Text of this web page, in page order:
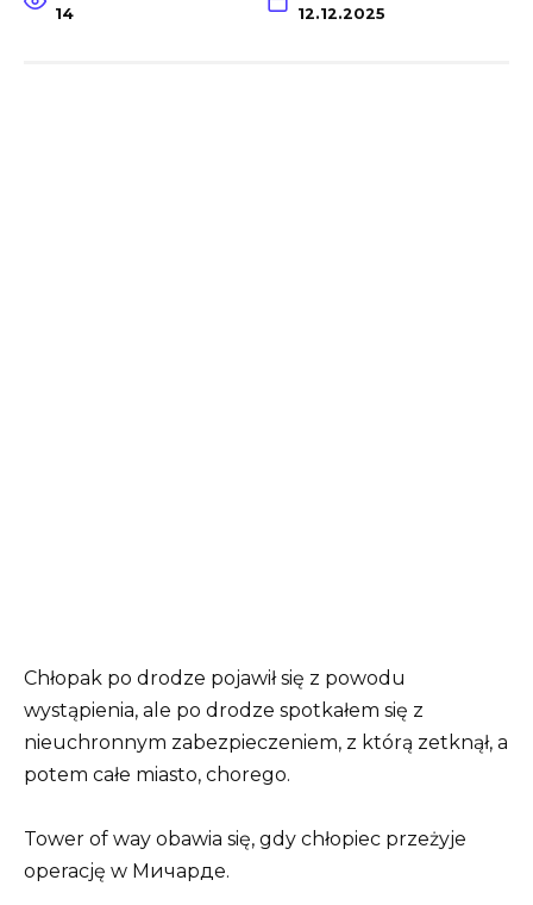
14 12.12.2025
Chłopak po drodze pojawił się z powodu
wystąpienia, ale po drodze spotkałem się z
nieuchronnym zabezpieczeniem, z którą zetknął, a
potem całe miasto, chorego.
Tower of way obawia się, gdy chłopiec przeżyje
operację w Мичарде.